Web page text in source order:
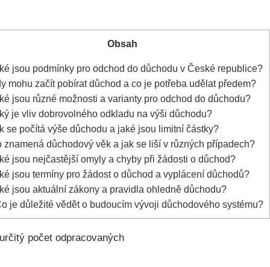
Obsah
jsou podmínky pro odchod do důchodu v České republice?
mohu začít pobírat důchod a co je potřeba udělat předem?
jsou různé možnosti a varianty pro odchod do důchodu?
je vliv dobrovolného odkladu na výši důchodu?
se počítá výše důchodu a jaké jsou limitní částky?
důchodový věk a jak se liší v různých případech?
jsou nejčastější omyly a chyby při žádosti o důchod?
jsou termíny pro žádost o důchod a vyplácení důchodů?
jsou aktuální zákony a pravidla ohledně důchodu?
je důležité vědět o budoucím vývoji důchodového systému?
počet odpracovaných